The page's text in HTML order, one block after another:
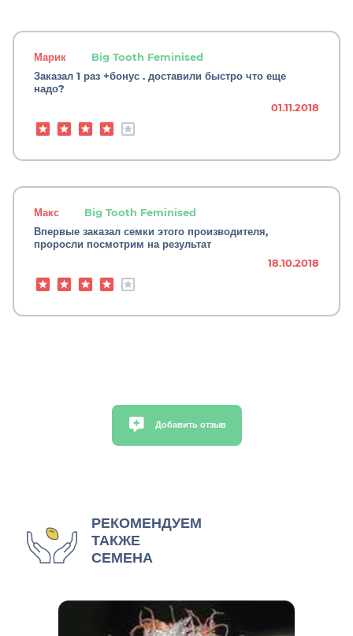
Марик
Big Tooth Feminised
Заказал 1 раз +бонус . доставили быстро что еще
надо?
01.11.2018
Макс
Big Tooth Feminised
Впервые заказал семки этого производителя,
проросли посмотрим на результат
18.10.2018
Добавить отзыв
РЕКОМЕНДУЕМ
ТАКЖЕ
СЕМЕНА